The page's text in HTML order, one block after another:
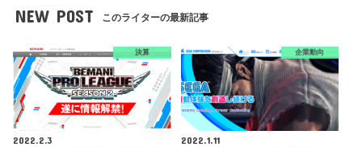
NEW POST このライターの最新記事
決算
2022.2.3
企業動向
2022.1.11